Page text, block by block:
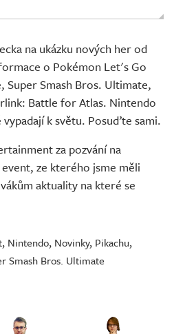
na ukázku nových her od
o Pokémon Let's Go
Super Smash Bros. Ultimate,
Battle for Atlas. Nintendo
k světu. Posuďte sami.
za pozvání na
ze kterého jsme měli
aktuality na které se
, Nintendo, Novinky, Pikachu,
Smash Bros. Ultimate